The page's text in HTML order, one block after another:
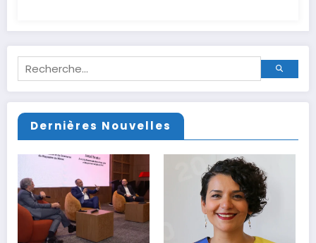
Dernières Nouvelles